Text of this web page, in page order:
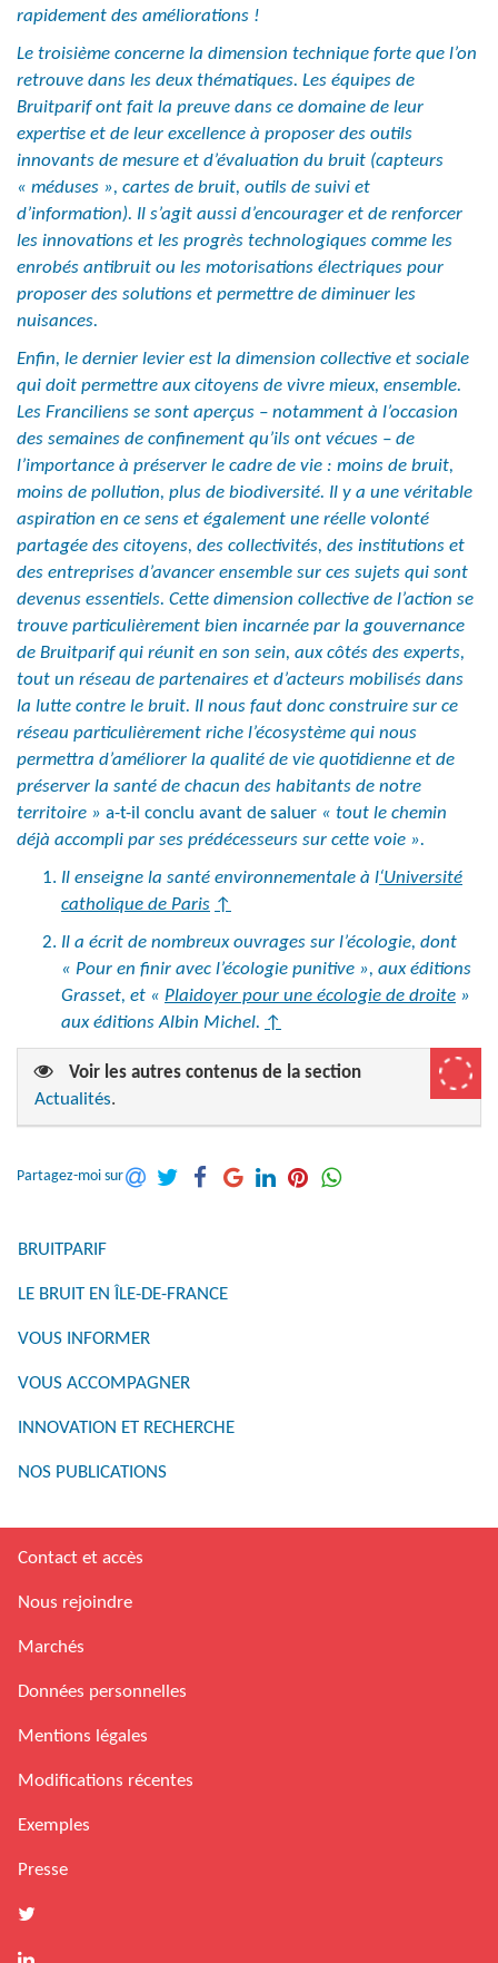
rapidement des améliorations !
Le troisième concerne la dimension technique forte que l’on
retrouve dans les deux thématiques. Les équipes de
Bruitparif ont fait la preuve dans ce domaine de leur
expertise et de leur excellence à proposer des outils
innovants de mesure et d’évaluation du bruit (capteurs
« méduses », cartes de bruit, outils de suivi et
d’information). Il s’agit aussi d’encourager et de renforcer
les innovations et les progrès technologiques comme les
enrobés antibruit ou les motorisations électriques pour
proposer des solutions et permettre de diminuer les
nuisances.
Enfin, le dernier levier est la dimension collective et sociale
qui doit permettre aux citoyens de vivre mieux, ensemble.
Les Franciliens se sont aperçus – notamment à l’occasion
des semaines de confinement qu’ils ont vécues – de
l’importance à préserver le cadre de vie : moins de bruit,
moins de pollution, plus de biodiversité. Il y a une véritable
aspiration en ce sens et également une réelle volonté
partagée des citoyens, des collectivités, des institutions et
des entreprises d’avancer ensemble sur ces sujets qui sont
devenus essentiels. Cette dimension collective de l’action se
trouve particulièrement bien incarnée par la gouvernance
de Bruitparif qui réunit en son sein, aux côtés des experts,
tout un réseau de partenaires et d’acteurs mobilisés dans
la lutte contre le bruit. Il nous faut donc construire sur ce
réseau particulièrement riche l’écosystème qui nous
permettra d’améliorer la qualité de vie quotidienne et de
préserver la santé de chacun des habitants de notre
territoire » a-t-il conclu avant de saluer « tout le chemin
déjà accompli par ses prédécesseurs sur cette voie ».
Il enseigne la santé environnementale à l‘Université
catholique de Paris ↑
Il a écrit de nombreux ouvrages sur l’écologie, dont
« Pour en finir avec l’écologie punitive », aux éditions
Grasset, et « Plaidoyer pour une écologie de droite »
aux éditions Albin Michel. ↑
Voir les autres contenus de la section
Actualités.
Partagez-moi sur
BRUITPARIF
LE BRUIT EN ÎLE-DE-FRANCE
VOUS INFORMER
VOUS ACCOMPAGNER
INNOVATION ET RECHERCHE
NOS PUBLICATIONS
Contact et accès
Nous rejoindre
Marchés
Données personnelles
Mentions légales
Modifications récentes
Exemples
Presse